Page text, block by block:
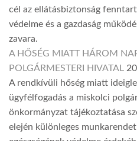
cél az ellátásbiztonság
védelme és a gazdaság
zavara.
A HŐSÉG MIATT HÁROM
POLGÁRMESTERI HIVATAL
A rendkívüli hőség miatt
ügyfélfogadás a miskolci
önkormányzat tájékoztatása
elején különleges